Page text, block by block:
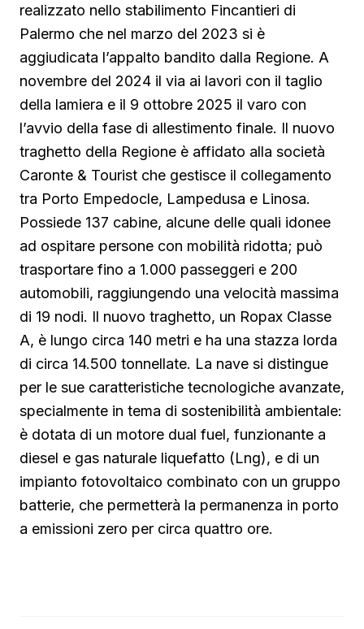
realizzato nello stabilimento Fincantieri di
Palermo che nel marzo del 2023 si è
aggiudicata l’appalto bandito dalla Regione. A
novembre del 2024 il via ai lavori con il taglio
della lamiera e il 9 ottobre 2025 il varo con
l’avvio della fase di allestimento finale. Il nuovo
traghetto della Regione è affidato alla società
Caronte & Tourist che gestisce il collegamento
tra Porto Empedocle, Lampedusa e Linosa.
Possiede 137 cabine, alcune delle quali idonee
ad ospitare persone con mobilità ridotta; può
trasportare fino a 1.000 passeggeri e 200
automobili, raggiungendo una velocità massima
di 19 nodi. Il nuovo traghetto, un Ropax Classe
A, è lungo circa 140 metri e ha una stazza lorda
di circa 14.500 tonnellate. La nave si distingue
per le sue caratteristiche tecnologiche avanzate,
specialmente in tema di sostenibilità ambientale:
è dotata di un motore dual fuel, funzionante a
diesel e gas naturale liquefatto (Lng), e di un
impianto fotovoltaico combinato con un gruppo
batterie, che permetterà la permanenza in porto
a emissioni zero per circa quattro ore.